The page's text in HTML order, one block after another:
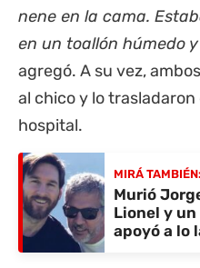
nene en la cama.
en un toallón húmedo
agregó. A su vez,
al chico y lo
hospital.
MIRÁ TAMBIÉN:
Murió
Lionel y
apoyó a lo